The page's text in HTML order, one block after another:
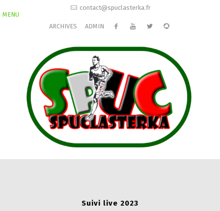
contact@spuclasterka.fr
ARCHIVES ADMIN
MENU
Suivi live 2023